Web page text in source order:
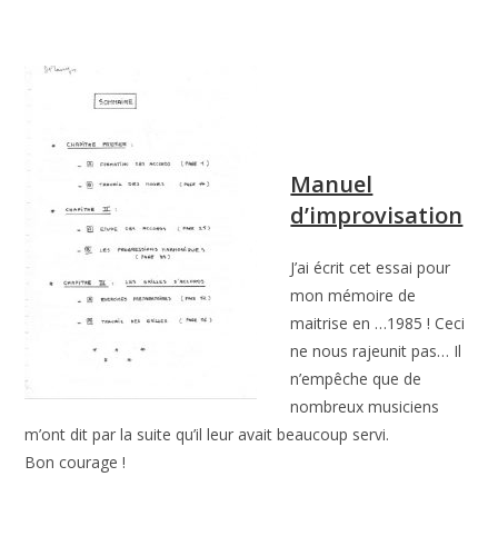
Manuel
d’improvisation
J’ai écrit cet essai pour
mon mémoire de
maitrise en …1985 ! Ceci
ne nous rajeunit pas… Il
n’empêche que de
nombreux musiciens
m’ont dit par la suite qu’il leur avait beaucoup servi.
Bon courage !